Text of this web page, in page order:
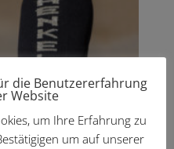
die Benutzererfahrung
Website
um Ihre Erfahrung zu
um auf unserer